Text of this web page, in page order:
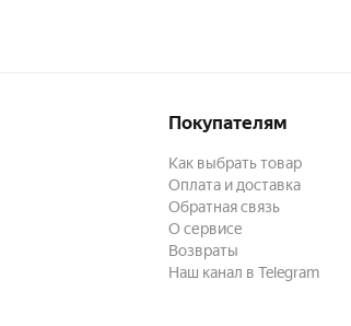
Покупателям
Как выбрать товар
Оплата и доставка
Обратная связь
О сервисе
Возвраты
Наш канал в Telegram